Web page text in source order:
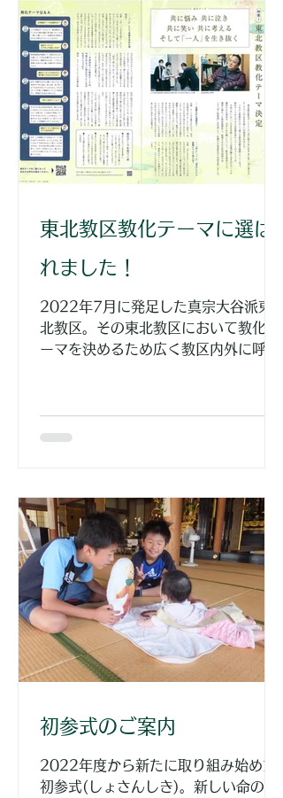
東北教区教化テーマに選ば
れました！
2022年7月に発足した真宗大谷派東
北教区。その東北教区において教化テ
ーマを決めるため広く教区内外に呼び
ぼう倶楽部」で語られていた話をヒン
トにして、住職が「共に悩み 共に泣
初参式のご案内
2022年度から新たに取り組み始めた
初参式(しょさんしき)。新しい命の誕